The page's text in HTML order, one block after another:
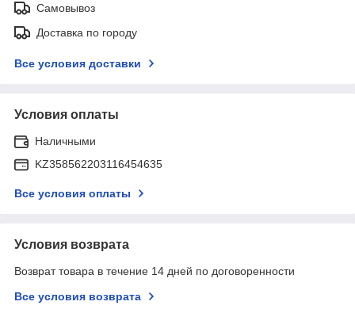
Самовывоз
Доставка по городу
Все условия доставки
Условия оплаты
Наличными
KZ358562203116454635
Все условия оплаты
Условия возврата
Возврат товара в течение 14 дней по договоренности
Все условия возврата